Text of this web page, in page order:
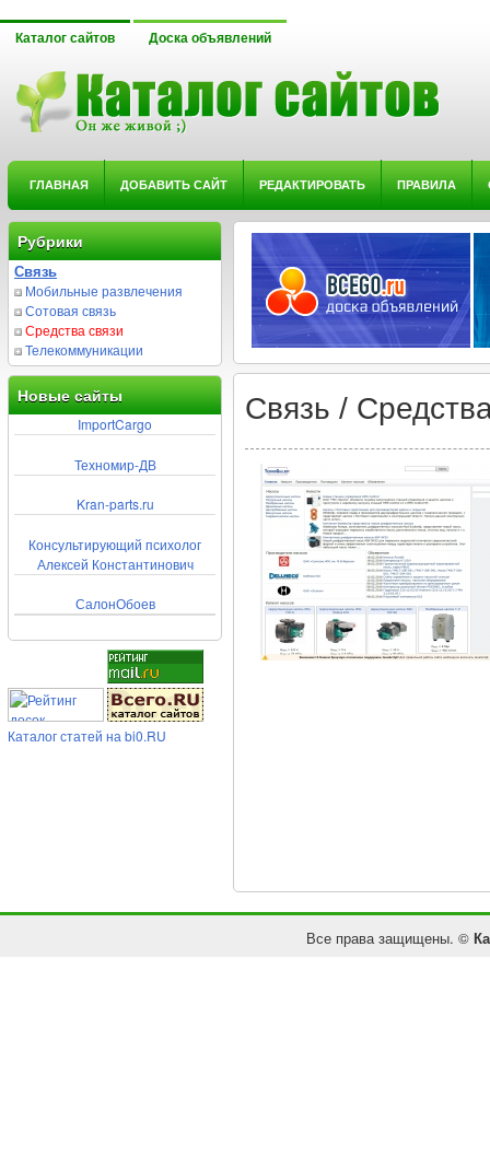
Каталог сайтов Доска объявлений
ГЛАВНАЯ ДОБАВИТЬ САЙТ РЕДАКТИРОВАТЬ ПРАВИЛА
Рубрики
Связь
Мобильные развлечения
Сотовая связь
Средства связи
Телекоммуникации
Новые сайты
ImportCargo
Техномир-ДВ
Kran-parts.ru
Консультирующий психолог
Алексей Константинович
СалонОбоев
Каталог статей на bi0.RU
Связь /
Все права защищены. ©